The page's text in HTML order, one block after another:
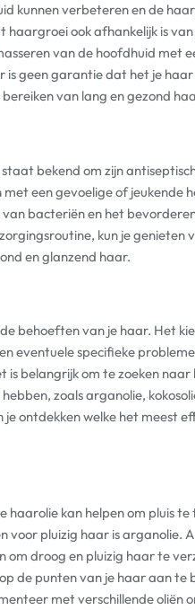
kunnen verbeteren en de
ook afhankelijk is
van de hoofdhuid met
geen garantie dat het je haar
van lang en gezond
bekend om zijn
een gevoelige of jeukende
bacteriën en het
kun je genieten
en glanzend haar.
behoeften van je haar. Het
eventuele specifieke
is belangrijk om te zoeken naar
zoals arganolie,
ontdekken welke het meest
haarolie kan helpen om pluis te
voor pluizig haar is arganolie.
om droog en pluizig haar te
de punten van je haar aan te
met verschillende oliën